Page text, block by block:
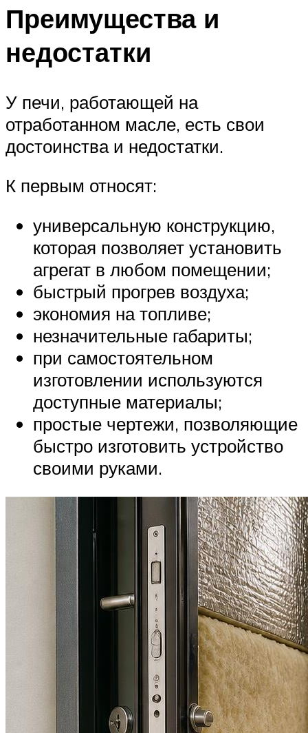
Преимущества и
недостатки
У печи, работающей на
отработанном масле, есть свои
достоинства и недостатки.
К первым относят:
универсальную конструкцию,
которая позволяет установить
агрегат в любом помещении;
быстрый прогрев воздуха;
экономия на топливе;
незначительные габариты;
при самостоятельном
изготовлении используются
доступные материалы;
простые чертежи, позволяющие
быстро изготовить устройство
своими руками.